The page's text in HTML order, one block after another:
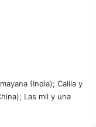
(India); Calila y
Las mil y una